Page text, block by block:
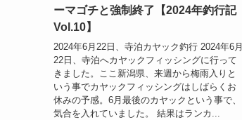
ーマゴチと強制終了【2024年釣行記
Vol.10】
2024年6月22日、寺泊カヤック釣行 2024年6月
22日、寺泊へカヤックフィッシングに行って
きました。ここ新潟県、来週から梅雨入りと
いう事でカヤックフィッシングはしばらくお
休みの予感。6月最後のカヤックという事で、
気合を入れていました。 結果はランカ...